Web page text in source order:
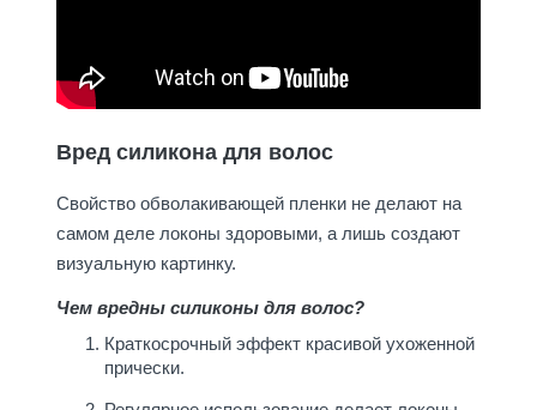
Вред силикона для волос
Свойство обволакивающей пленки не делают на
самом деле локоны здоровыми, а лишь создают
визуальную картинку.
Чем вредны силиконы для волос?
Краткосрочный эффект красивой ухоженной
прически.